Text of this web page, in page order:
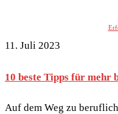
11. Juli 2023
10 beste Tipps für mehr
Auf dem Weg zu